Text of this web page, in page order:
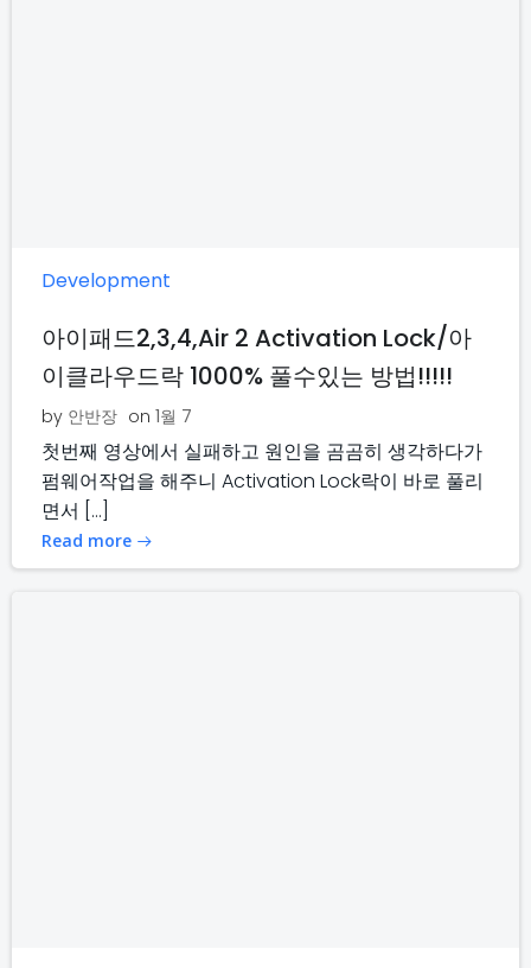
Development
아이패드2,3,4,Air 2 Activation Lock/아
이클라우드락 1000% 풀수있는 방법!!!!!
by 안반장 on 1월 7
첫번째 영상에서 실패하고 원인을 곰곰히 생각하다가
펌웨어작업을 해주니 Activation Lock락이 바로 풀리
면서 […]
Read more